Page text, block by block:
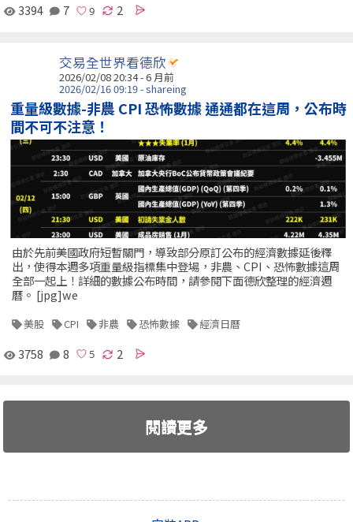
3394 7 2
交易全世界看德欣
2026/02/08 20:34 - 6 月前
2026/02/16 09:19 - shareing
重量級數據-非農 CPI 恐怖數據 通通都在這周，公布時
間不可不注意！
由於先前美國政府短暫關門，導致部分原訂公布的經濟數據延後釋
出，使得本週多項重量級指標集中登場，非農、CPI、恐怖數據這周
全部一起上！詳細的數據公布時間，請參閱下面德欣整理的經濟週
曆。 [jpg]we
美股 CPI 非農 恐怖數據 經濟日曆
3758 8 2
閱讀更多